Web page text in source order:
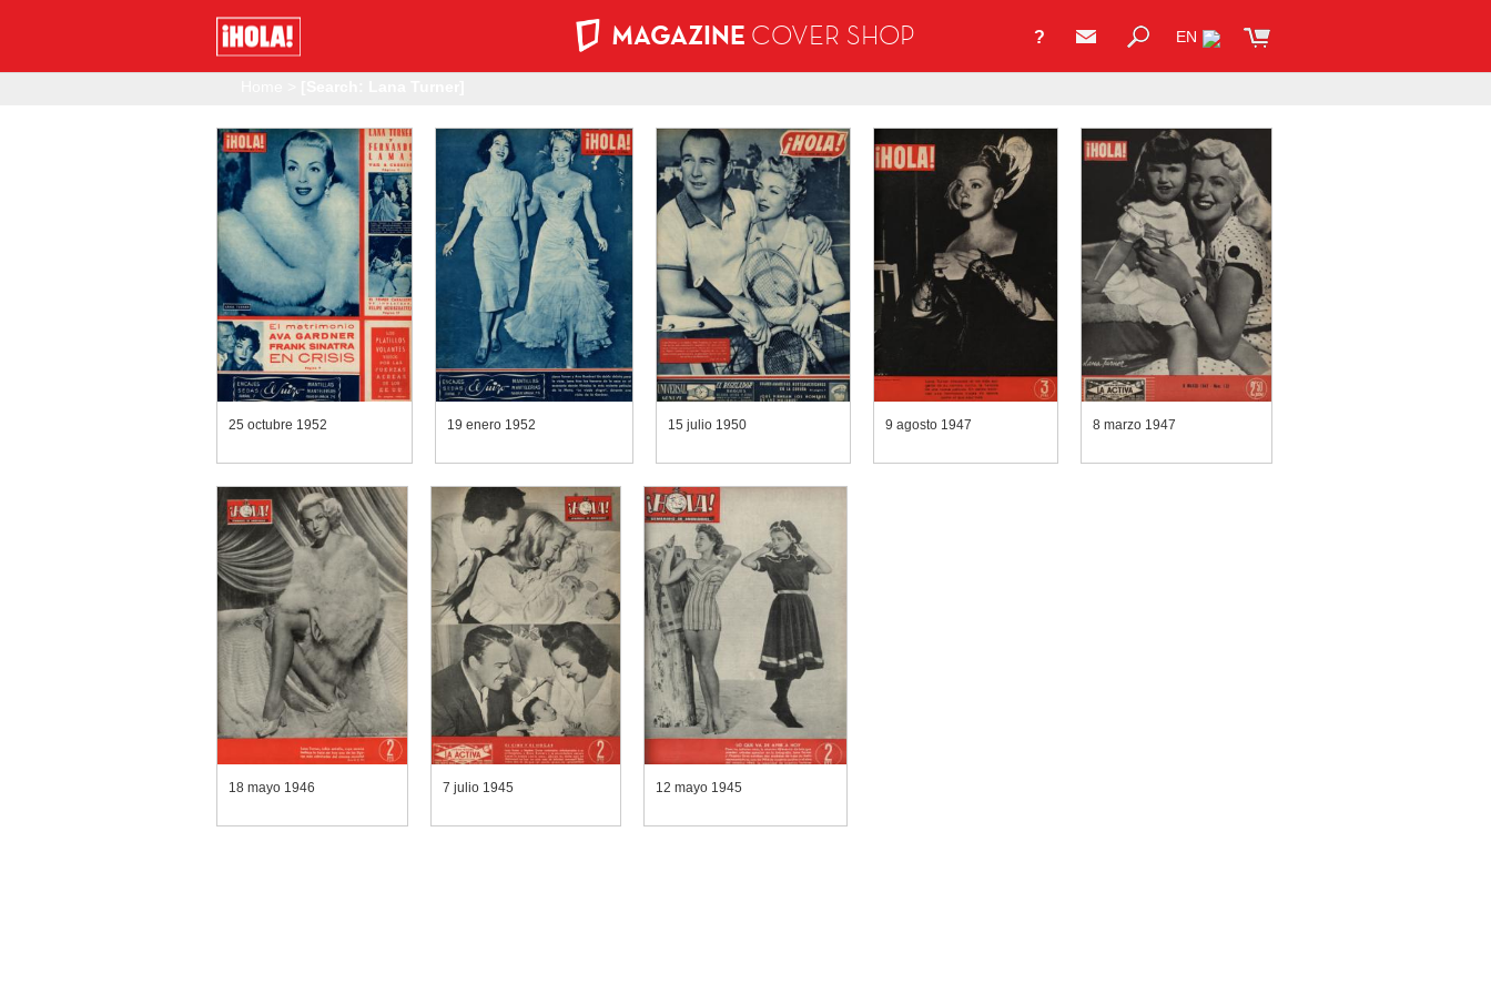
? EN
MAGAZINE COVER SHOP
25 octubre 1952 19 enero 1952 15 julio 1950 9 agosto 1947 8 marzo 1947
18 mayo 1946 7 julio 1945 12 mayo 1945